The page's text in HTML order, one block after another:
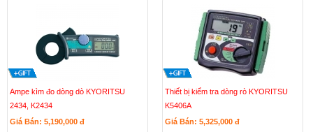
Ampe kìm đo dòng dò KYORITSU
2434, K2434
Giá Bán: 5,190,000 đ
Thiết bị kiểm tra dòng rò KYORITSU
K5406A
Giá Bán: 5,325,000 đ